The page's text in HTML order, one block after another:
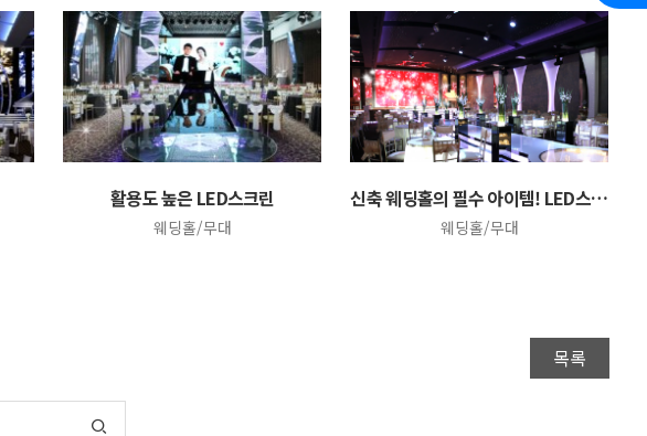
활용도 높은 LED스크린
웨딩홀/무대
신축 웨딩홀의 필수 아이템! LED스크린
웨딩홀/무대
목록